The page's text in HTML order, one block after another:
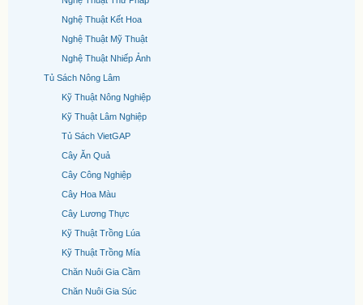
Nghệ Thuật Kết Hoa
Nghệ Thuật Mỹ Thuật
Nghệ Thuật Nhiếp Ảnh
Tủ Sách Nông Lâm
Kỹ Thuật Nông Nghiệp
Kỹ Thuật Lâm Nghiệp
Tủ Sách VietGAP
Cây Ăn Quả
Cây Công Nghiệp
Cây Hoa Màu
Cây Lương Thực
Kỹ Thuật Trồng Lúa
Kỹ Thuật Trồng Mía
Chăn Nuôi Gia Cầm
Chăn Nuôi Gia Súc